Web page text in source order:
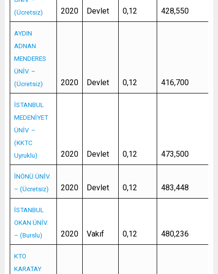
(Ücretsiz)
2020 Devlet 0,12 428,550
AYDIN
ADNAN
MENDERES
ÜNİV. –
(Ücretsiz)
2020 Devlet 0,12 416,700
İSTANBUL
MEDENİYET
ÜNİV. –
(KKTC
Uyruklu)
2020 Devlet 0,12 473,500
İNÖNÜ ÜNİV.
– (Ücretsiz)
2020 Devlet 0,12 483,448
İSTANBUL
OKAN ÜNİV.
– (Burslu)
2020 Vakıf 0,12 480,236
KTO
KARATAY